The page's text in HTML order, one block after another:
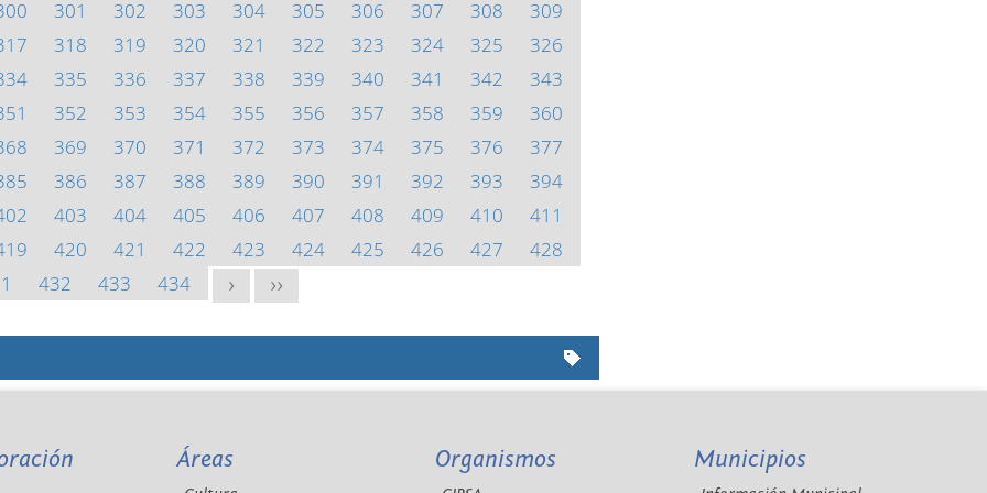
301 302 303 304 305 306 307 308
309
318 319 320 321 322 323 324 325
326
335 336 337 338 339 340 341 342
343
352 353 354 355 356 357 358 359
360
369 370 371 372 373 374 375 376
377
386 387 388 389 390 391 392 393
394
403 404 405 406 407 408 409 410
411
420 421 422 423 424 425 426 427
428
432 433 434 > >>
Áreas Organismos Municipios